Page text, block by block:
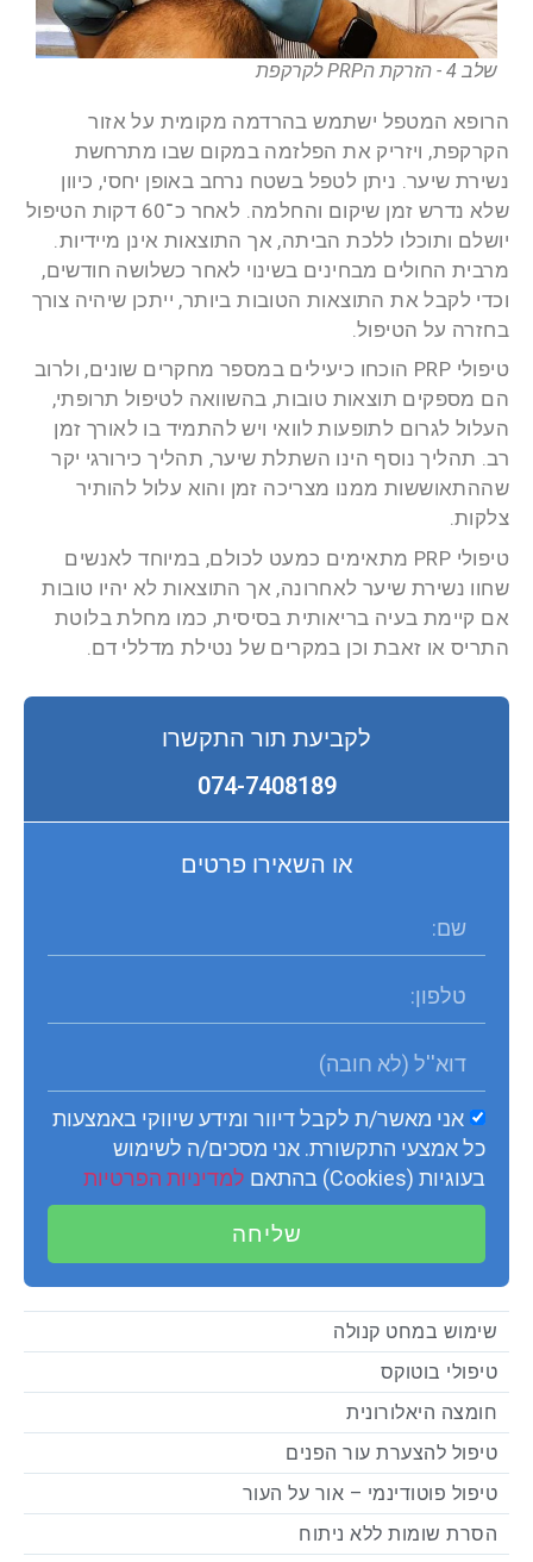
שלב 4 - הזרקת הPRP לקרקפת
הרופא המטפל ישתמש בהרדמה מקומית על אזור
הקרקפת, ויזריק את הפלזמה במקום שבו מתרחשת
נשירת שיער. ניתן לטפל בשטח נרחב באופן יחסי, כיוון
שלא נדרש זמן שיקום והחלמה. לאחר כ־60 דקות הטיפול
יושלם ותוכלו ללכת הביתה, אך התוצאות אינן מיידיות.
מרבית החולים מבחינים בשינוי לאחר כשלושה חודשים,
וכדי לקבל את התוצאות הטובות ביותר, ייתכן שיהיה צורך
בחזרה על הטיפול.
טיפולי PRP הוכחו כיעילים במספר מחקרים שונים, ולרוב
הם מספקים תוצאות טובות, בהשוואה לטיפול תרופתי,
העלול לגרום לתופעות לוואי ויש להתמיד בו לאורך זמן
רב. תהליך נוסף הינו השתלת שיער, תהליך כירורגי יקר
שההתאוששות ממנו מצריכה זמן והוא עלול להותיר
צלקות.
טיפולי PRP מתאימים כמעט לכולם, במיוחד לאנשים
שחוו נשירת שיער לאחרונה, אך התוצאות לא יהיו טובות
אם קיימת בעיה בריאותית בסיסית, כמו מחלת בלוטת
התריס או זאבת וכן במקרים של נטילת מדללי דם.
לקביעת תור התקשרו
074-7408189
או השאירו פרטים
אני מאשר/ת לקבל דיוור ומידע שיווקי באמצעות
כל אמצעי התקשורת. אני מסכים/ה לשימוש
בעוגיות (Cookies) בהתאם
למדיניות הפרטיות
שליחה
שימוש במחט קנולה
טיפולי בוטוקס
חומצה היאלורונית
טיפול להצערת עור הפנים
טיפול פוטודינמי – אור על העור
הסרת שומות ללא ניתוח